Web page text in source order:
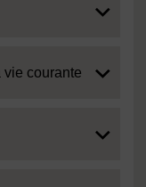
vie courante